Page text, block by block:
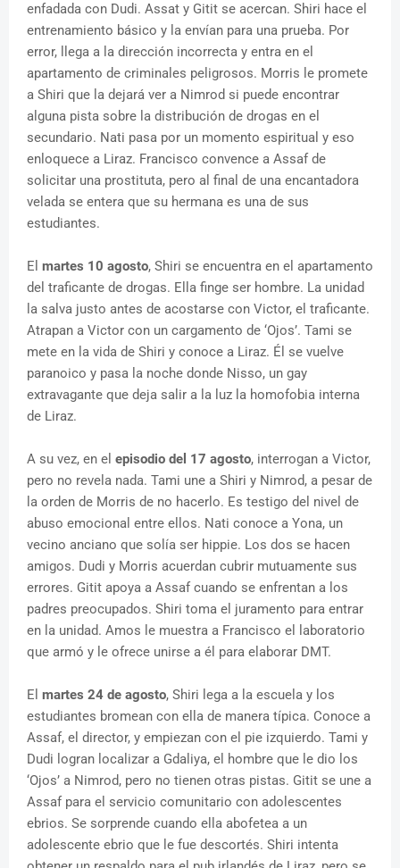
enfadada con Dudi. Assat y Gitit se acercan. Shiri hace el
entrenamiento básico y la envían para una prueba. Por
error, llega a la dirección incorrecta y entra en el
apartamento de criminales peligrosos. Morris le promete
a Shiri que la dejará ver a Nimrod si puede encontrar
alguna pista sobre la distribución de drogas en el
secundario. Nati pasa por un momento espiritual y eso
enloquece a Liraz. Francisco convence a Assaf de
solicitar una prostituta, pero al final de una encantadora
velada se entera que su hermana es una de sus
estudiantes.
El martes 10 agosto, Shiri se encuentra en el apartamento
del traficante de drogas. Ella finge ser hombre. La unidad
la salva justo antes de acostarse con Victor, el traficante.
Atrapan a Victor con un cargamento de ‘Ojos’. Tami se
mete en la vida de Shiri y conoce a Liraz. Él se vuelve
paranoico y pasa la noche donde Nisso, un gay
extravagante que deja salir a la luz la homofobia interna
de Liraz.
A su vez, en el episodio del 17 agosto, interrogan a Victor,
pero no revela nada. Tami une a Shiri y Nimrod, a pesar de
la orden de Morris de no hacerlo. Es testigo del nivel de
abuso emocional entre ellos. Nati conoce a Yona, un
vecino anciano que solía ser hippie. Los dos se hacen
amigos. Dudi y Morris acuerdan cubrir mutuamente sus
errores. Gitit apoya a Assaf cuando se enfrentan a los
padres preocupados. Shiri toma el juramento para entrar
en la unidad. Amos le muestra a Francisco el laboratorio
que armó y le ofrece unirse a él para elaborar DMT.
El martes 24 de agosto, Shiri lega a la escuela y los
estudiantes bromean con ella de manera típica. Conoce a
Assaf, el director, y empiezan con el pie izquierdo. Tami y
Dudi logran localizar a Gdaliya, el hombre que le dio los
‘Ojos’ a Nimrod, pero no tienen otras pistas. Gitit se une a
Assaf para el servicio comunitario con adolescentes
ebrios. Se sorprende cuando ella abofetea a un
adolescente ebrio que le fue descortés. Shiri intenta